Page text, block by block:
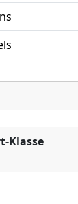
Klasse